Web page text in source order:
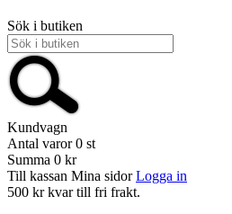
Sök i butiken
Kundvagn
Antal varor 0 st
Summa 0 kr
Till kassan Mina sidor Logga in
500 kr kvar till fri frakt.